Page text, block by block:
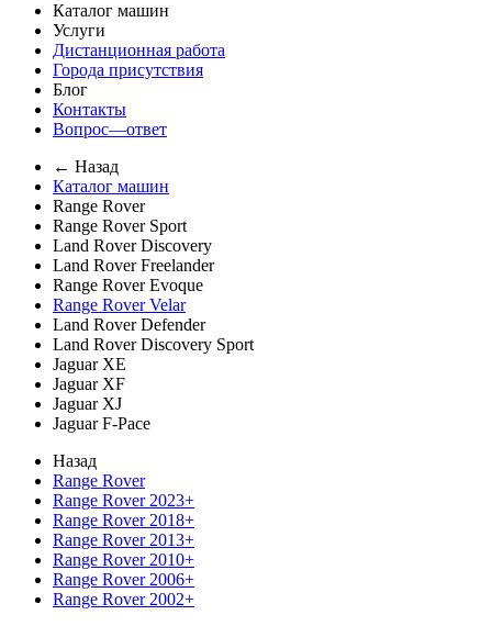
Каталог машин
Услуги
Дистанционная работа
Города присутствия
Блог
Контакты
Вопрос—ответ
← Назад
Каталог машин
Range Rover
Range Rover Sport
Land Rover Discovery
Land Rover Freelander
Range Rover Evoque
Range Rover Velar
Land Rover Defender
Land Rover Discovery Sport
Jaguar XE
Jaguar XF
Jaguar XJ
Jaguar F-Pace
Назад
Range Rover
Range Rover 2023+
Range Rover 2018+
Range Rover 2013+
Range Rover 2010+
Range Rover 2006+
Range Rover 2002+